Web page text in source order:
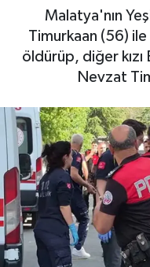
Malatya'nın
Timurkaan (56) ile
öldürüp, diğer kızı
Nevzat
Künye
Son Dakika
Haber Arşivi